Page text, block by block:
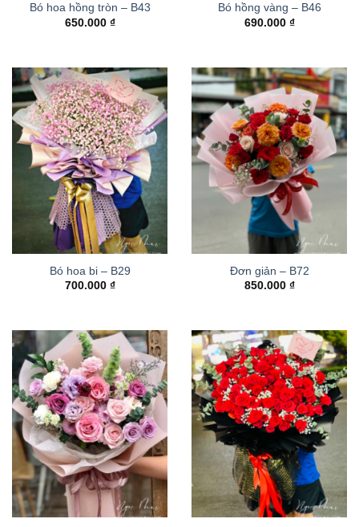
Bó hoa hồng tròn – B43
650.000 ₫
Bó hồng vàng – B46
690.000 ₫
Bó hoa bi – B29
700.000 ₫
Đơn giản – B72
850.000 ₫